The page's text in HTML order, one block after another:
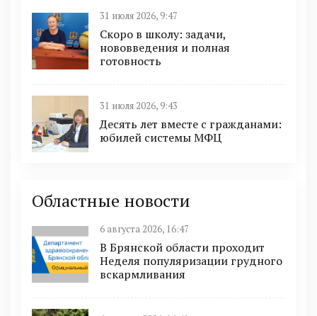
31 июля 2026, 9:47
Скоро в школу: задачи,
нововведения и полная
готовность
31 июля 2026, 9:43
Десять лет вместе с гражданами:
юбилей системы МФЦ
Областные новости
6 августа 2026, 16:47
В Брянской области проходит
Неделя популяризации грудного
вскармливания